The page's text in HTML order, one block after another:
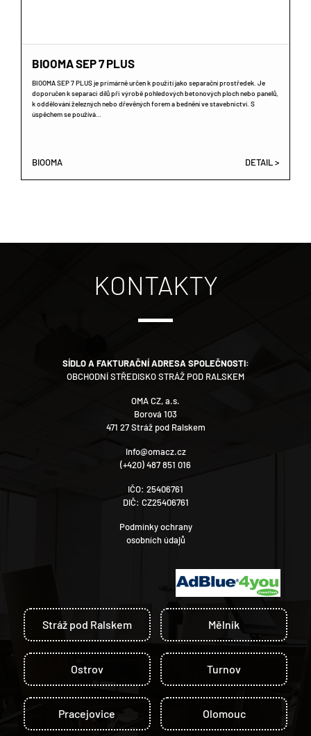
BIOOMA SEP 7 PLUS
BIOOMA SEP 7 PLUS je primárně určen k použití jako separační prostředek. Je
doporučen k separaci dílů při výrobě pohledových betonových ploch nebo panelů,
k oddělování železných nebo dřevěných forem a bednění ve stavebnictví. S
úspěchem se používá…
BIOOMA DETAIL >
KONTAKTY
SÍDLO A FAKTURAČNÍ ADRESA SPOLEČNOSTI:
OBCHODNÍ STŘEDISKO STRÁŽ POD RALSKEM
OMA CZ, a.s.
Borová 103
471 27 Stráž pod Ralskem
info@omacz.cz
(+420) 487 851 016
IČO: 25406761
DIČ: CZ25406761
Podmínky ochrany
osobních údajů
Stráž pod Ralskem Mělník
Ostrov Turnov
Pracejovice Olomouc